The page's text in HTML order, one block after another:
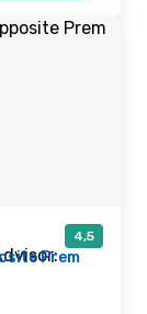
4,5
Prem